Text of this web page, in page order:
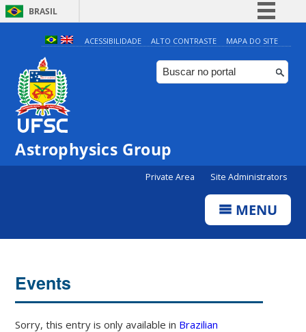
BRASIL
Simplifique!
Comunica BR
Participe
ACESSIBILIDADE ALTO CONTRASTE MAPA DO SITE
Astrophysics Group
Private Area Site Administrators
MENU
Events
Sorry, this entry is only available in Brazilian